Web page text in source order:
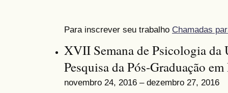
Para inscrever seu trabalho Chamadas
XVII Semana de Psicologia
Pesquisa da Pós-Graduação
novembro 24, 2016 – dezembro 27, 2016